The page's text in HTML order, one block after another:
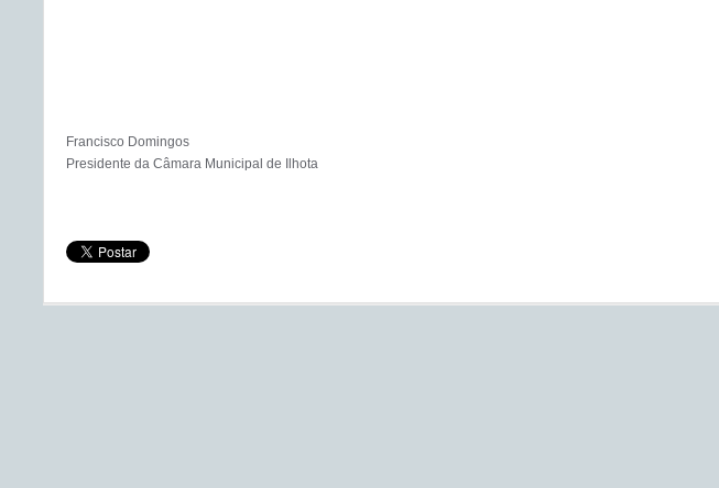
Francisco Domingos